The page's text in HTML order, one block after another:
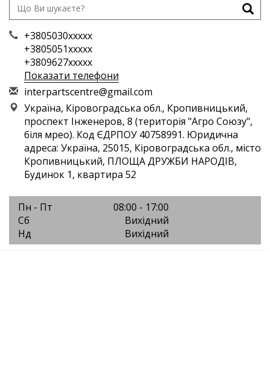
+3805030xxxxx
+3805051xxxxx
+3809627xxxxx
Показати телефони
interpartscentre@gmail.com
Україна, Кіровоградська обл., Кропивницький,
проспект Інженеров, 8 (територія "Агро Союзу",
біля мрео). Код ЄДРПОУ 40758991. Юридична
адреса: Україна, 25015, Кіровоградська обл., місто
Кропивницький, ПЛОЩА ДРУЖБИ НАРОДІВ,
Будинок 1, квартира 52
Пн - Пт
08:00 - 17:00
Сб
Вихідний
Нд
Вихідний